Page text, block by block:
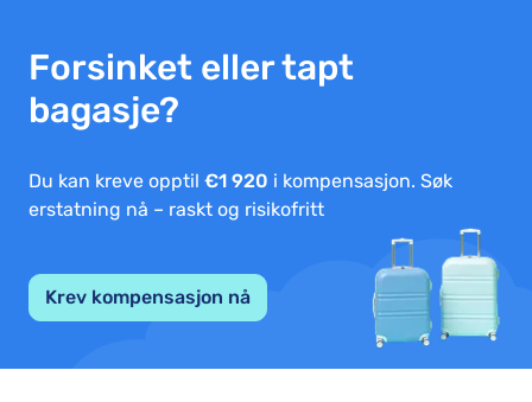
Forsinket eller tapt
bagasje?
Du kan kreve opptil €1 920 i kompensasjon. Søk
erstatning nå – raskt og risikofritt
Krev kompensasjon nå